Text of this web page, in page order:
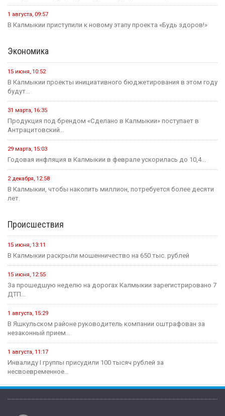
1 августа, 09:57
В Калмыкии приступили к новому этапу проекта «Будь здоров!»
Экономика
15 июня, 10:52
В Калмыкии проекты инициативного бюджетирования в этом году
будут...
31 марта, 16:35
Продукция под брендом «Сделано в Калмыкии» поступает в
Антрацитовский...
29 марта, 15:03
Годовая инфляция в Калмыкии в феврале ускорилась до 10,4...
2 декабря, 12:58
В Калмыкии, чтобы накопить миллион, потребуется более десяти
лет.
Происшествия
15 июня, 13:11
В Калмыкии раскрыли мошенничество на 650 тыс. рублей
15 июня, 12:55
За прошедшую неделю на дорогах Калмыкии зарегистрировано 7
ДТП...
1 августа, 15:29
В Яшкульском районе руководитель компании оштрафован за
незаконный прием...
1 августа, 11:17
Инвалиду I группы присудили 100 тысяч рублей за
несвоевременное...